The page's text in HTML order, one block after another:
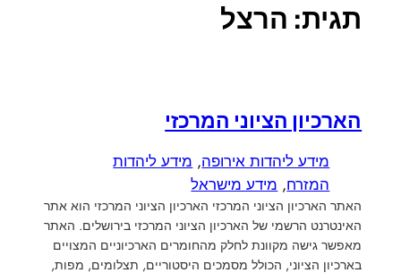
תגית: הרצל
הארכיון הציוני המרכזי
מידע ליהדות אירופה, מידע ליהדות
המזרח, מידע מישראל
האתר הארכיון הציוני המרכזי הארכיון הציוני המרכזי הוא אתר
האינטרנט הרשמי של הארכיון הציוני המרכזי בירושלים. האתר
מאפשר גישה מקוונת לחלק מהחומרים הארכיוניים המצויים
בארכיון הציוני, הכולל מסמכים היסטוריים, תצלומים, מפות,